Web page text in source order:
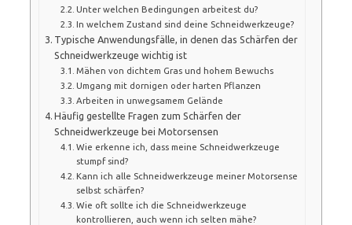
Unter welchen Bedingungen arbeitest du?
In welchem Zustand sind deine Schneidwerkzeuge?
Typische Anwendungsfälle, in denen das Schärfen der
Schneidwerkzeuge wichtig ist
Mähen von dichtem Gras und hohem Bewuchs
Umgang mit dornigen oder harten Pflanzen
Arbeiten in unwegsamem Gelände
Häufig gestellte Fragen zum Schärfen der
Schneidwerkzeuge bei Motorsensen
Wie erkenne ich, dass meine Schneidwerkzeuge
stumpf sind?
Kann ich alle Schneidwerkzeuge meiner Motorsense
selbst schärfen?
Wie oft sollte ich die Schneidwerkzeuge
kontrollieren, auch wenn ich selten mähe?